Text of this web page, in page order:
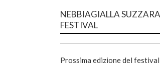
NEBBIAGIALLA
FESTIVAL
Prossima edizione del festival